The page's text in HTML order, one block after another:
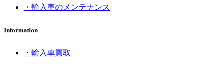
・輸入車のメンテナンス
Information
・輸入車買取